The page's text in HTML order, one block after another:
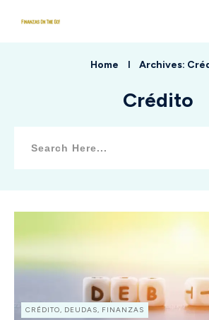
Home Archives:
Crédito
CRÉDITO, DEUDAS, FINANZAS